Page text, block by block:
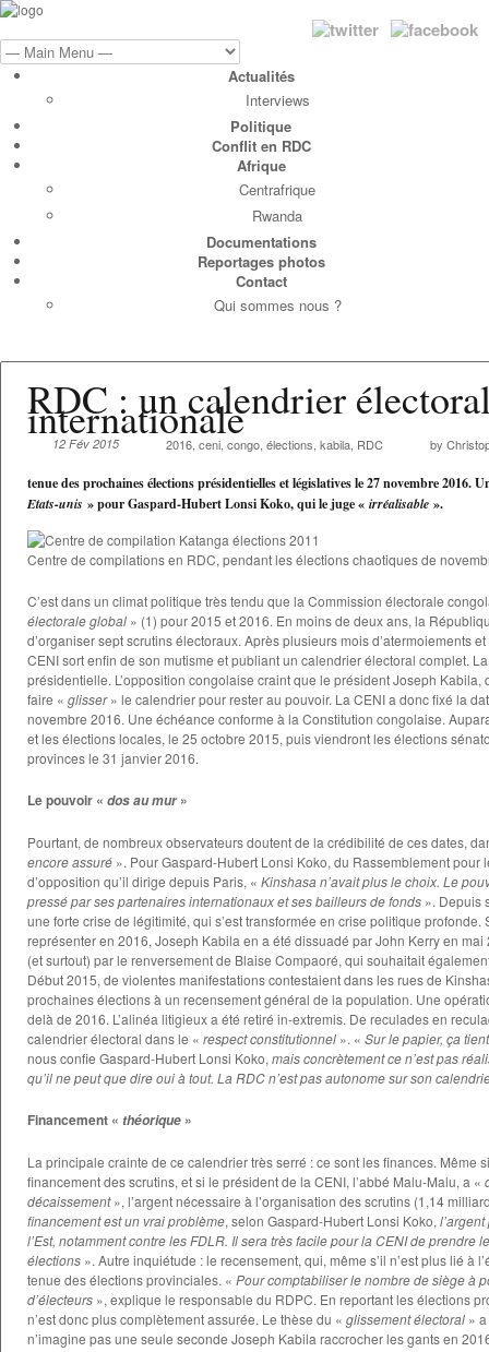
Actualités
Interviews
Politique
Conflit en RDC
Afrique
Centrafrique
Rwanda
Documentations
Reportages photos
Contact
Qui sommes nous ?
RDC : un calendrier
internationale
12 Fév 2015 2016 ceni congo élections kabila RDC by
tenue des prochaines élections présidentielles et législatives le 27 novembre 2016.
Etats-unis » pour Gaspard-Hubert Lonsi Koko, qui le juge « irréalisable ».
Centre de compilations en RDC, pendant les élections chaotiques de
C’est dans un climat politique très tendu que la Commission électorale
électorale global » (1) pour 2015 et 2016. En moins de deux ans, la
d’organiser sept scrutins électoraux. Après plusieurs mois d’atermoiements
CENI sort enfin de son mutisme et publiant un calendrier électoral complet.
présidentielle. L’opposition congolaise craint que le président Joseph
faire « glisser» le calendrier pour rester au pouvoir. La CENI a donc fixé la
novembre 2016. Une échéance conforme à la Constitution congolaise.
et les élections locales, le 25 octobre 2015, puis viendront les élections
provinces le 31 janvier 2016.
Le pouvoir « dos au mur»
Pourtant, de nombreux observateurs doutent de la crédibilité de ces dates,
encore assuré ». Pour Gaspard-Hubert Lonsi Koko, du Rassemblement
d’opposition qu’il dirige depuis Paris, « Kinshasa n’avait plus le choix. Le
pressé par ses partenaires internationaux et ses bailleurs de fonds ». Depuis
une forte crise de légitimité, qui s’est transformée en crise politique
représenter en 2016, Joseph Kabila en a été dissuadé par John Kerry en
(et surtout) par le renversement de Blaise Compaoré, qui souhaitait
Début 2015, de violentes manifestations contestaient dans les rues de
prochaines élections à un recensement général de la population. Une
delà de 2016. L’alinéa litigieux a été retiré in-extremis. De reculades en
calendrier électoral dans le « respect constitutionnel ». « Sur le papier, ça
nous confie Gaspard-Hubert Lonsi Koko, mais concrètement ce n’est pas
qu’il ne peut que dire oui à tout. La RDC n’est pas autonome sur son
Financement « théorique »
La principale crainte de ce calendrier très serré : ce sont les finances. Même
financement des scrutins, et si le président de la CENI, l’abbé Malu-Malu, a «
décaissement», l’argent nécessaire à l’organisation des scrutins (1,14
financement est un vrai problème, selon Gaspard-Hubert Lonsi Koko,
l’Est, notamment contre les FDLR. Il sera très facile pour la CENI de prendre
élections ». Autre inquiétude : le recensement, qui, même s’il n’est plus lié
tenue des élections provinciales. « Pour comptabiliser le nombre de siège à
d’électeurs », explique le responsable du RDPC. En reportant les élections
n’est donc plus complètement assurée. Le thèse du « glissement électoral »
n’imagine pas une seule seconde Joseph Kabila raccrocher les gants en